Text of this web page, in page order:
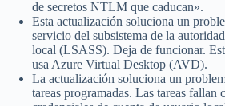
de secretos NTLM que caducan».
Esta actualización soluciona un
servicio del subsistema de la
local (LSASS). Deja de funcionar.
usa Azure Virtual Desktop (AVD).
La actualización soluciona un
tareas programadas. Las tareas fallan